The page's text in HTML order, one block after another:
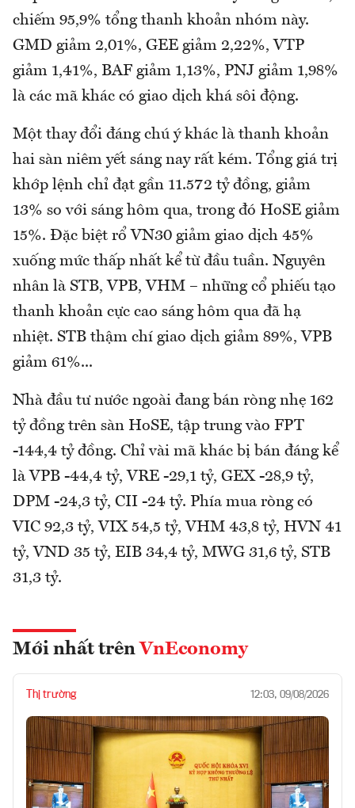
chiếm 95,9% tổng thanh khoản nhóm này.
GMD giảm 2,01%, GEE giảm 2,22%, VTP
giảm 1,41%, BAF giảm 1,13%, PNJ giảm 1,98%
là các mã khác có giao dịch khá sôi động.
Một thay đổi đáng chú ý khác là thanh khoản
hai sàn niêm yết sáng nay rất kém. Tổng giá trị
khớp lệnh chỉ đạt gần 11.572 tỷ đồng, giảm
13% so với sáng hôm qua, trong đó HoSE giảm
15%. Đặc biệt rổ VN30 giảm giao dịch 45%
xuống mức thấp nhất kể từ đầu tuần. Nguyên
nhân là STB, VPB, VHM – những cổ phiếu tạo
thanh khoản cực cao sáng hôm qua đã hạ
nhiệt. STB thậm chí giao dịch giảm 89%, VPB
giảm 61%...
Nhà đầu tư nước ngoài đang bán ròng nhẹ 162
tỷ đồng trên sàn HoSE, tập trung vào FPT
-144,4 tỷ đồng. Chỉ vài mã khác bị bán đáng kể
là VPB -44,4 tỷ, VRE -29,1 tỷ, GEX -28,9 tỷ,
DPM -24,3 tỷ, CII -24 tỷ. Phía mua ròng có
VIC 92,3 tỷ, VIX 54,5 tỷ, VHM 43,8 tỷ, HVN 41
tỷ, VND 35 tỷ, EIB 34,4 tỷ, MWG 31,6 tỷ, STB
31,3 tỷ.
Mới nhất trên VnEconomy
Thị trường 12:03, 09/08/2026